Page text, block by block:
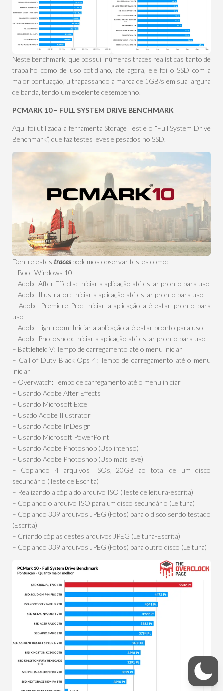
Neste benchmark, que possui inúmeras traces realísticas tanto de
trabalho como de uso cotidiano, até agora, ele foi o SSD com a
maior pontuação, ultrapassando a marca de 1GB/s em sua largura
de banda, tendo um excelente desempenho.
PCMARK 10 – FULL SYSTEM DRIVE BENCHMARK
Aqui foi utilizada a ferramenta Storage Test e o “Full System Drive
Benchmark”, que faz testes leves e pesados no SSD.
Dentre estes tracespodemos observar testes como:
– Boot Windows 10
– Adobe After Effects: Iniciar a aplicação até estar pronto para uso
– Adobe Illustrator: Iniciar a aplicação até estar pronto para uso
– Adobe Premiere Pro: Iniciar a aplicação até estar pronto para
uso
– Adobe Lightroom: Iniciar a aplicação até estar pronto para uso
– Adobe Photoshop: Iniciar a aplicação até estar pronto para uso
– Battlefield V: Tempo de carregamento até o menu iniciar
– Call of Duty Black Ops 4: Tempo de carregamento até o menu
iniciar
– Overwatch: Tempo de carregamento até o menu iniciar
– Usando Adobe After Effects
– Usando Microsoft Excel
– Usado Adobe Illustrator
– Usando Adobe InDesign
– Usando Microsoft PowerPoint
– Usando Adobe Photoshop (Uso intenso)
– Usando Adobe Photoshop (Uso mais leve)
– Copiando 4 arquivos ISOs, 20GB ao total de um disco
secundário (Teste de Escrita)
– Realizando a cópia do arquivo ISO (Teste de leitura-escrita)
– Copiando o arquivo ISO para um disco secundário (Leitura)
– Copiando 339 arquivos JPEG (Fotos) para o disco sendo testado
(Escrita)
– Criando cópias destes arquivos JPEG (Leitura-Escrita)
– Copiando 339 arquivos JPEG (Fotos) para outro disco (Leitura)